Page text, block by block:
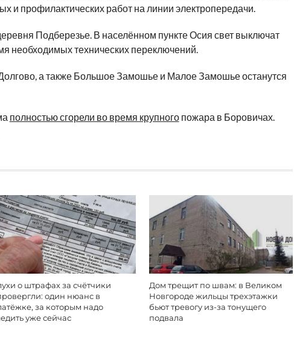
и профилактических работ на линии электропередачи.
Подберезье. В населённом пункте Осия свет выключат
необходимых технических переключений.
а также Большое Замошье и Малое Замошье останутся
полностью сгорели во время крупногопожара в Боровичах.
о штрафах за счётчики
один нюанс в
за которым надо
уже сейчас
Дом трещит по швам: в Великом
Новгороде жильцы трехэтажки
бьют тревогу из-за тонущего
подвала